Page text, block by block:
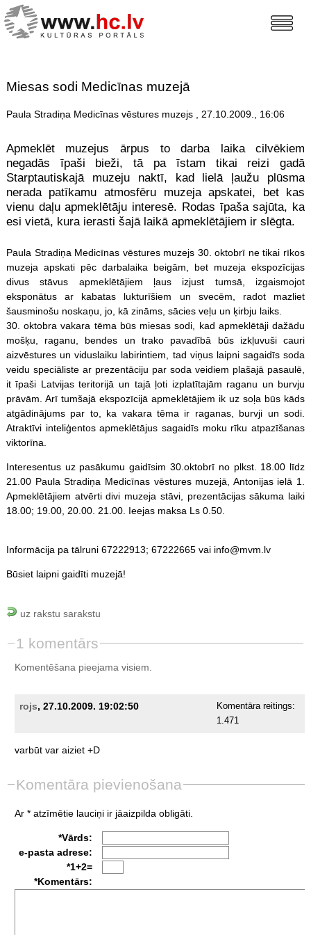
Miesas sodi Medicīnas muzejā
Paula Stradiņa Medicīnas vēstures muzejs , 27.10.2009., 16:06
Apmeklēt muzejus ārpus to darba laika cilvēkiem
negadās īpaši bieži, tā pa īstam tikai reizi gadā
Starptautiskajā muzeju naktī, kad lielā ļaužu plūsma
nerada patīkamu atmosfēru muzeja apskatei, bet kas
vienu daļu apmeklētāju interesē. Rodas īpaša sajūta, ka
esi vietā, kura ierasti šajā laikā apmeklētājiem ir slēgta.
Paula Stradiņa Medicīnas vēstures muzejs 30. oktobrī ne tikai rīkos
muzeja apskati pēc darbalaika beigām, bet muzeja ekspozīcijas
divus stāvus apmeklētājiem ļaus izjust tumsā, izgaismojot
eksponātus ar kabatas lukturīšiem un svecēm, radot mazliet
šausminošu noskaņu, jo, kā zināms, sācies veļu un ķirbju laiks.
30. oktobra vakara tēma būs miesas sodi, kad apmeklētāji dažādu
mošķu, raganu, bendes un trako pavadībā būs izkļuvuši cauri
aizvēstures un viduslaiku labirintiem, tad viņus laipni sagaidīs soda
veidu speciāliste ar prezentāciju par soda veidiem plašajā pasaulē,
it īpaši Latvijas teritorijā un tajā ļoti izplatītajām raganu un burvju
prāvām. Arī tumšajā ekspozīcijā apmeklētājiem ik uz soļa būs kāds
atgādinājums par to, ka vakara tēma ir raganas, burvji un sodi.
Atraktīvi inteliģentos apmeklētājus sagaidīs moku rīku atpazīšanas
viktorīna.
Interesentus uz pasākumu gaidīsim 30.oktobrī no plkst. 18.00 līdz
21.00 Paula Stradiņa Medicīnas vēstures muzejā, Antonijas ielā 1.
Apmeklētājiem atvērti divi muzeja stāvi, prezentācijas sākuma laiki
18.00; 19.00, 20.00. 21.00. Ieejas maksa Ls 0.50.
Informācija pa tālruni 67222913; 67222665 vai info@mvm.lv
Būsiet laipni gaidīti muzejā!
uz rakstu sarakstu
1 komentārs
Komentēšana pieejama visiem.
rojs, 27.10.2009. 19:02:50
Komentāra reitings:
1.471
varbūt var aiziet +D
Komentāra pievienošana
Ar * atzīmētie lauciņi ir jāaizpilda obligāti.
*Vārds:
e-pasta adrese:
*1+2=
*Komentārs: